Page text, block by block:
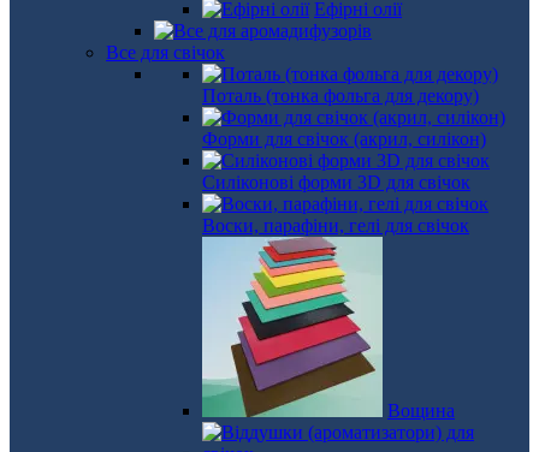
Ефірні олії
Все для свічок
Поталь (тонка фольга для декору)
Форми для свічок (акрил, силікон)
Силіконові форми 3D для свічок
Воски, парафіни, гелі для свічок
Вощина